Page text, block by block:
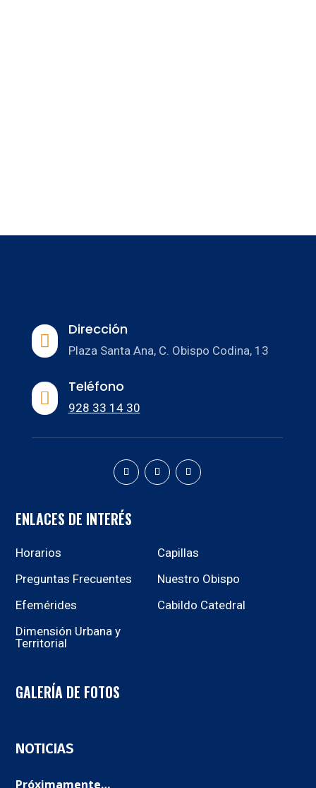

Dirección
Plaza Santa Ana, C. Obispo Codina, 13

Teléfono
928 33 14 30
ENLACES DE INTERÉS
Horarios
Capillas
Preguntas Frecuentes
Nuestro Obispo
Efemérides
Cabildo Catedral
Dimensión Urbana y
Territorial
GALERÍA DE FOTOS
NOTICIAS
Próximamente…